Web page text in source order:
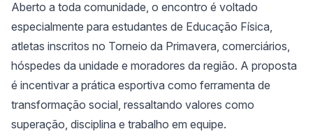
Aberto a toda comunidade, o encontro é voltado
especialmente para estudantes de Educação Física,
atletas inscritos no Torneio da Primavera, comerciários,
hóspedes da unidade e moradores da região. A proposta
é incentivar a prática esportiva como ferramenta de
transformação social, ressaltando valores como
superação, disciplina e trabalho em equipe.